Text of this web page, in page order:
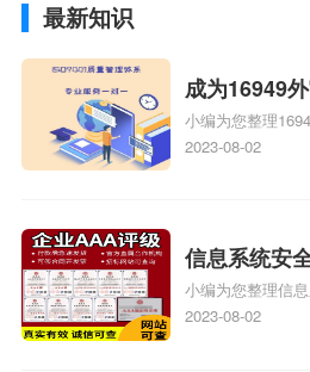
最新知识
成为16949
16949
小编为您整理
能成为注册的
2023-08-02
信息系统安
级费用，信
务资质二级
小编为您整理信
证证书机构有哪
2023-08-02